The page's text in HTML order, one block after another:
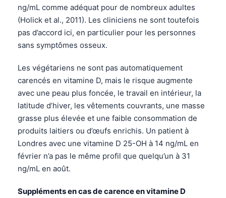
ng/mL comme adéquat pour de nombreux adultes
(Holick et al., 2011). Les cliniciens ne sont toutefois
pas d’accord ici, en particulier pour les personnes
sans symptômes osseux.
Les végétariens ne sont pas automatiquement
carencés en vitamine D, mais le risque augmente
avec une peau plus foncée, le travail en intérieur, la
latitude d’hiver, les vêtements couvrants, une masse
grasse plus élevée et une faible consommation de
produits laitiers ou d’œufs enrichis. Un patient à
Londres avec une vitamine D 25-OH à 14 ng/mL en
février n’a pas le même profil que quelqu’un à 31
ng/mL en août.
Suppléments en cas de carence en vitamine D
Català
Қазақ тілі
Suomi
Hrvatski
Slovenčina
كوردی‎
پښتو
سنڌي
Galego
Latviešu valoda